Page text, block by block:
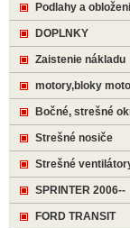
Podlahy a
DOPLNKY
Zaistenie nákladu
motory,bloky
Bočné, strešné
Strešné nosiče
Strešné
SPRINTER 2006--
FORD TRANSIT